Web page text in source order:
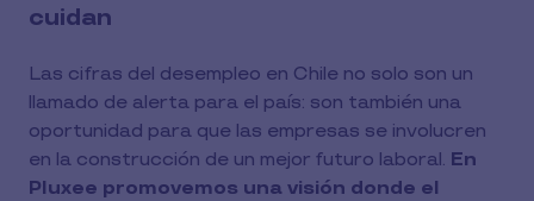
cuidan
Las cifras del desempleo en Chile no solo son un
llamado de alerta para el país: son también una
oportunidad para que las empresas se involucren
en la construcción de un mejor futuro laboral. En
Pluxee promovemos una visión donde el